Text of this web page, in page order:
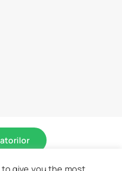
give you the most